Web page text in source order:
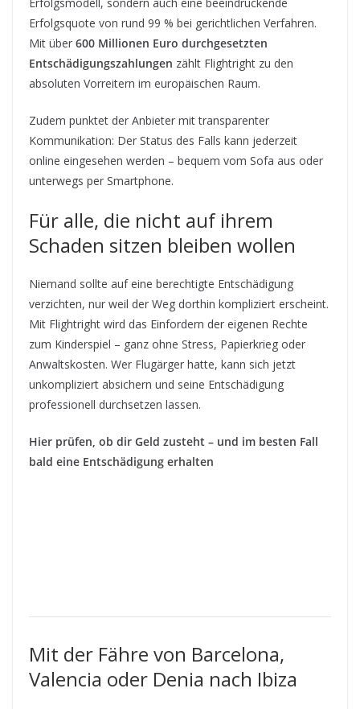
Erfolgsquote von rund 99 % bei gerichtlichen Verfahren.
Mit über 600 Millionen Euro durchgesetzten
Entschädigungszahlungen zählt Flightright zu den
absoluten Vorreitern im europäischen Raum.
Zudem punktet der Anbieter mit transparenter
Kommunikation: Der Status des Falls kann jederzeit
online eingesehen werden – bequem vom Sofa aus oder
unterwegs per Smartphone.
Für alle, die nicht auf ihrem
Schaden sitzen bleiben wollen
Niemand sollte auf eine berechtigte Entschädigung
verzichten, nur weil der Weg dorthin kompliziert erscheint.
Mit Flightright wird das Einfordern der eigenen Rechte
zum Kinderspiel – ganz ohne Stress, Papierkrieg oder
Anwaltskosten. Wer Flugärger hatte, kann sich jetzt
unkompliziert absichern und seine Entschädigung
professionell durchsetzen lassen.
Hier prüfen, ob dir Geld zusteht – und im besten Fall
bald eine Entschädigung erhalten
Mit der Fähre von Barcelona,
Valencia oder Denia nach Ibiza